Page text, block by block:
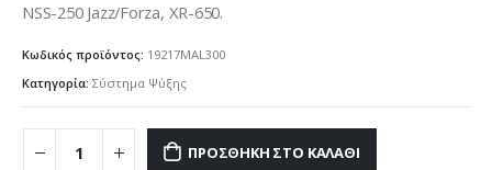
NSS-250 Jazz/Forza, XR-650.
Κωδικός προϊόντος: 19217MAL300
Κατηγορία: Σύστημα Ψύξης
ΠΡΟΣΘΉΚΗ ΣΤΟ ΚΑΛΆΘΙ